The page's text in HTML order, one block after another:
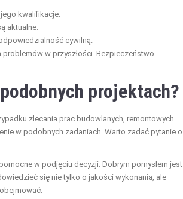
kwalifikacje.
aktualne.
cywilną.
w przyszłości. Bezpieczeństwo
projektach?
zlecania prac budowlanych, remontowych
w podobnych zadaniach. Warto zadać pytanie o
w podjęciu decyzji. Dobrym pomysłem jest
się nie tylko o jakości wykonania, ale